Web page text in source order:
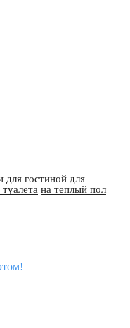
для гостиной для
туалета на теплый пол